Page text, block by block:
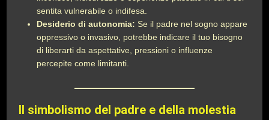
sentita vulnerabile o indifesa.
Desiderio di autonomia: Se il padre nel sogno appare
oppressivo o invasivo, potrebbe indicare il tuo bisogno
di liberarti da aspettative, pressioni o influenze
percepite come limitanti.
Il simbolismo del padre e della molestia